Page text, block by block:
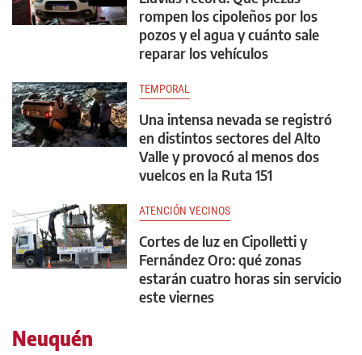
rompen los cipoleños por los
pozos y el agua y cuánto sale
reparar los vehículos
TEMPORAL
Una intensa nevada se registró
en distintos sectores del Alto
Valle y provocó al menos dos
vuelcos en la Ruta 151
ATENCIÓN VECINOS
Cortes de luz en Cipolletti y
Fernández Oro: qué zonas
estarán cuatro horas sin servicio
este viernes
Neuquén